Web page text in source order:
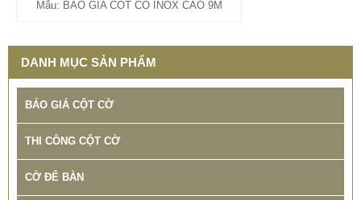
Mẫu: BAO GIA COT CO INOX CAO 9M
DANH MỤC SẢN PHẨM
BÁO GIÁ CỘT CỜ
THI CÔNG CỘT CỜ
CỜ ĐỂ BÀN